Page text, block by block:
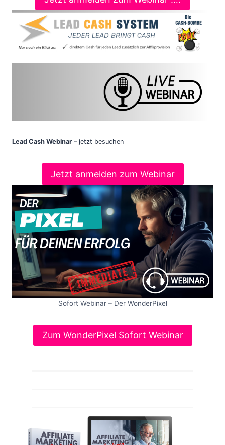
Lead Cash Webinar – jetzt besuchen
Jetzt anmelden zum Webinar
Sofort Webinar – Der WonderPixel
Zum WonderPixel Sofort Webinar